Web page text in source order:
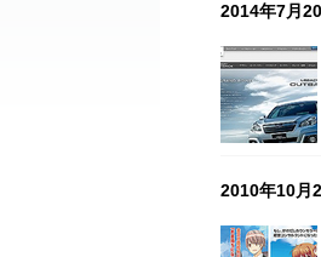
2014年7月
2010年10月